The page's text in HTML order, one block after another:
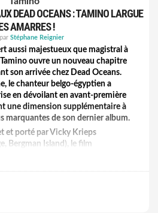
DEAD OCEANS : TAMINO LARGUE
AMARRES !
Stéphane Reignier
aussi majestueux que magistral à
ouvre un nouveau chapitre
son arrivée chez Dead Oceans.
le chanteur belgo-égyptien a
en dévoilant en avant-première
une dimension supplémentaire à
marquantes de son dernier album.
et porté par Vicky Krieps
Bergman Island), le film
de ses chansons. Au fil de
l'un de ses morceaux favoris sur